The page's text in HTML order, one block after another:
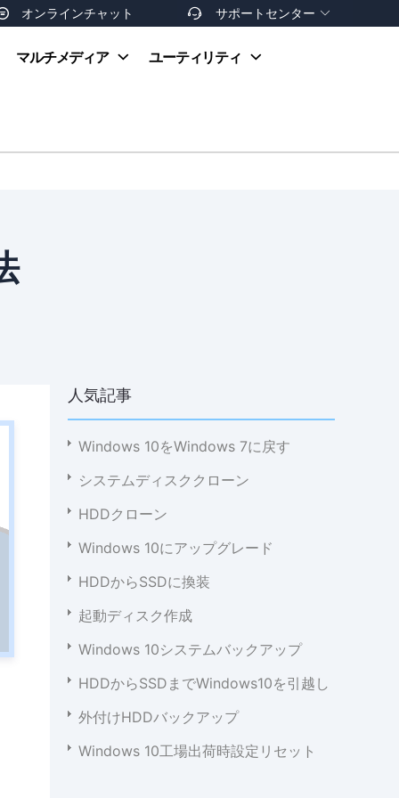
オンラインチャット  サポートセンター 
お支払い方法
マルチメディア ユーティリティ
人気記事
Windows 10をWindows 7に戻す
システムディスククローン
HDDクローン
Windows 10にアップグレード
HDDからSSDに換装
起動ディスク作成
Windows 10システムバックアップ
HDDからSSDまでWindows10を引越し
外付けHDDバックアップ
Windows 10工場出荷時設定リセット